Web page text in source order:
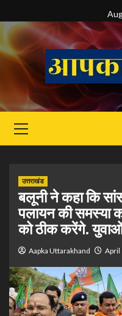
to
content
Menu
उत्तराखंड
बलूनी ने कहा कि
पलायन की समस्या
को ठीक करेंगे.
Aapka Uttarakhand April